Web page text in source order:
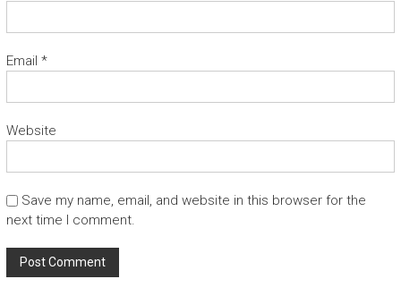
Email *
Website
Save my name, email, and website in this browser for the
next time I comment.